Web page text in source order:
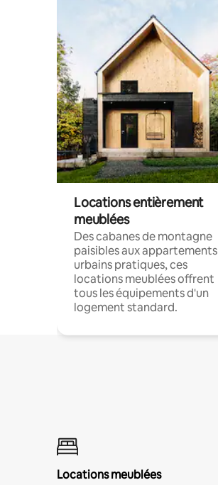
Locations entièrement
meublées
Des cabanes de montagne
paisibles aux appartements
urbains pratiques, ces
locations meublées offrent
tous les équipements d'un
logement standard.
Locations meublées